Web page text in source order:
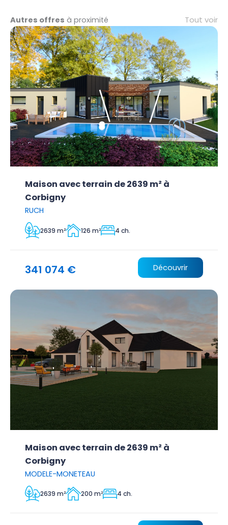
Autres offres à proximité Tout voir
Maison avec terrain de 2639 m² à
Corbigny
RUCH
2639 m² 126 m² 4 ch.
341 074 € Découvrir
Maison avec terrain de 2639 m² à
Corbigny
MODELE-MONETEAU
2639 m² 200 m² 4 ch.